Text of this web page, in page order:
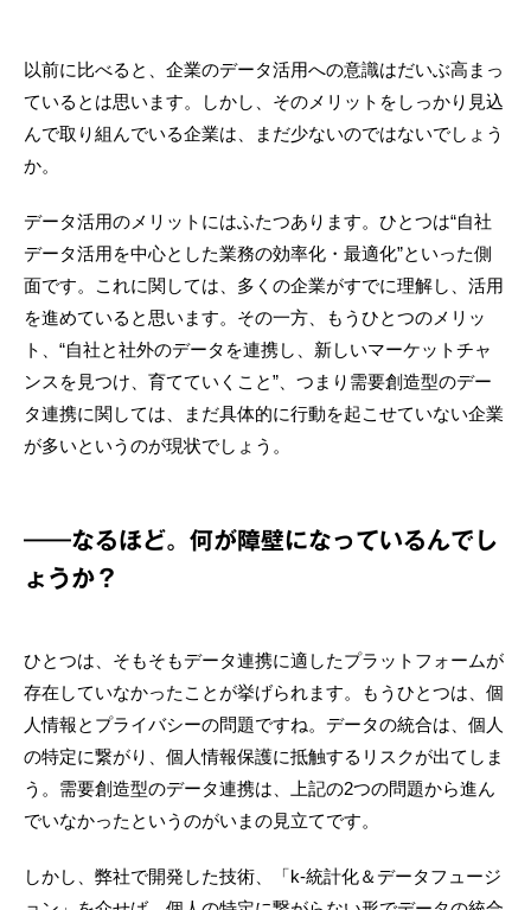
以前に比べると、企業のデータ活用への意識はだいぶ高まっ
ているとは思います。しかし、そのメリットをしっかり見込
んで取り組んでいる企業は、まだ少ないのではないでしょう
か。
データ活用のメリットにはふたつあります。ひとつは“自社
データ活用を中心とした業務の効率化・最適化”といった側
面です。これに関しては、多くの企業がすでに理解し、活用
を進めていると思います。その一方、もうひとつのメリッ
ト、“自社と社外のデータを連携し、新しいマーケットチャ
ンスを見つけ、育てていくこと”、つまり需要創造型のデー
タ連携に関しては、まだ具体的に行動を起こせていない企業
が多いというのが現状でしょう。
――なるほど。何が障壁になっているんでし
ょうか？
ひとつは、そもそもデータ連携に適したプラットフォームが
存在していなかったことが挙げられます。もうひとつは、個
人情報とプライバシーの問題ですね。データの統合は、個人
の特定に繋がり、個人情報保護に抵触するリスクが出てしま
う。需要創造型のデータ連携は、上記の2つの問題から進ん
でいなかったというのがいまの見立てです。
しかし、弊社で開発した技術、「k-統計化＆データフュージ